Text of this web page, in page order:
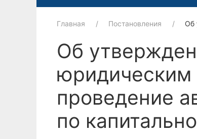
Главная Постановления Об
Об
юридическим
проведение
по